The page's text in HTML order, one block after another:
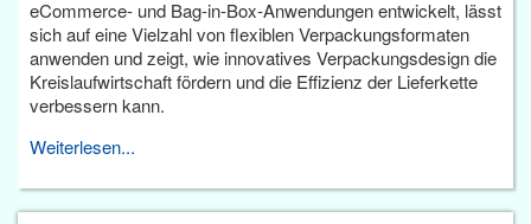
eCommerce- und Bag-in-Box-Anwendungen entwickelt, lässt
sich auf eine Vielzahl von flexiblen Verpackungsformaten
anwenden und zeigt, wie innovatives Verpackungsdesign die
Kreislaufwirtschaft fördern und die Effizienz der Lieferkette
verbessern kann.
Weiterlesen...